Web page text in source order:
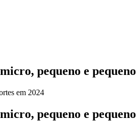
pequeno e
pequeno e